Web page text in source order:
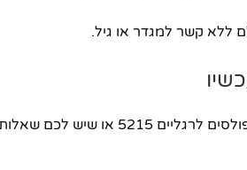
ללא קשר למגדר או גיל.
שיש לכם שאלות נוספות?